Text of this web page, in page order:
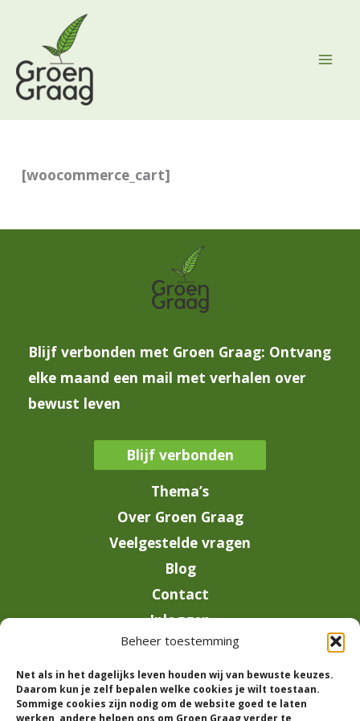
Beheer toestemming
Net als in het dagelijks leven houden wij van bewuste keuzes.
Daarom kun je zelf bepalen welke cookies je wilt toestaan.
Sommige cookies zijn nodig om de website goed te laten
werken, andere helpen ons om Groen Graag verder te
inhoud
[woocommerce_cart]
Blijf verbonden met Groen Graag: Ontvang
elke maand een mail met verhalen over
bewust leven
Blijf verbonden
Thema’s
Over Groen Graag
Veelgestelde vragen
Blog
Contact
Inloggen
info@groengraag.nl
KvK 63990962
Ervaringen van leden op Trustpilot